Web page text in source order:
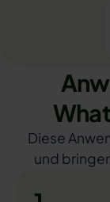
Diese
und